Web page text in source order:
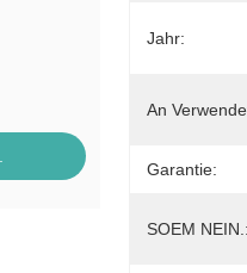
Jahr:
An
Garantie:
SOEM NEIN.: